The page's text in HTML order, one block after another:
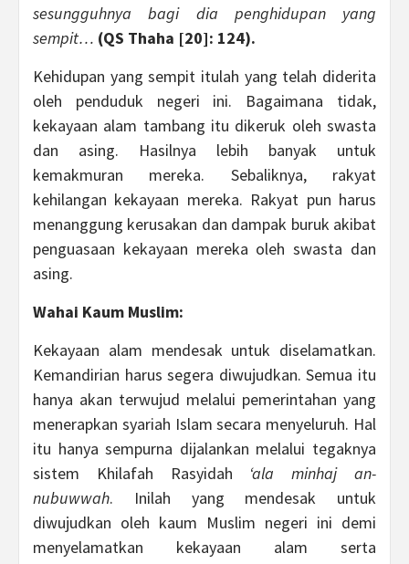
sesungguhnya bagi dia penghidupan yang
sempit… (QS Thaha [20]: 124).
Kehidupan yang sempit itulah yang telah diderita
oleh penduduk negeri ini. Bagaimana tidak,
kekayaan alam tambang itu dikeruk oleh swasta
dan asing. Hasilnya lebih banyak untuk
kemakmuran mereka. Sebaliknya, rakyat
kehilangan kekayaan mereka. Rakyat pun harus
menanggung kerusakan dan dampak buruk akibat
penguasaan kekayaan mereka oleh swasta dan
asing.
Wahai Kaum Muslim:
Kekayaan alam mendesak untuk diselamatkan.
Kemandirian harus segera diwujudkan. Semua itu
hanya akan terwujud melalui pemerintahan yang
menerapkan syariah Islam secara menyeluruh. Hal
itu hanya sempurna dijalankan melalui tegaknya
sistem Khilafah Rasyidah ‘ala minhaj an-
nubuwwah. Inilah yang mendesak untuk
diwujudkan oleh kaum Muslim negeri ini demi
menyelamatkan kekayaan alam serta